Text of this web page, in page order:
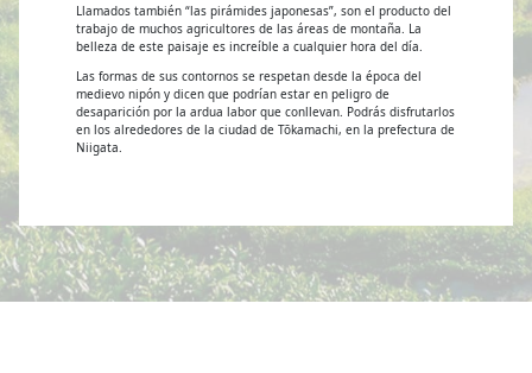
Llamados también “las pirámides japonesas”, son el producto del
trabajo de muchos agricultores de las áreas de montaña. La
belleza de este paisaje es increíble a cualquier hora del día.
Las formas de sus contornos se respetan desde la época del
medievo nipón y dicen que podrían estar en peligro de
desaparición por la ardua labor que conllevan. Podrás disfrutarlos
en los alrededores de la ciudad de Tōkamachi, en la prefectura de
Niigata.